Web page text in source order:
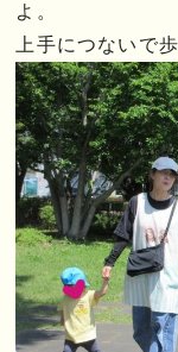
よ。
上手につない